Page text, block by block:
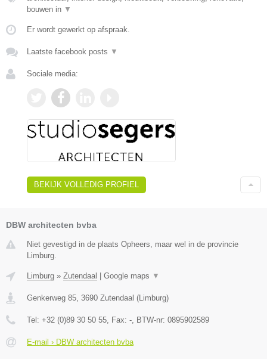
bouwen in ▼
Er wordt gewerkt op afspraak.
Laatste facebook posts ▼
Sociale media:
BEKIJK VOLLEDIG PROFIEL
DBW architecten bvba
Niet gevestigd in de plaats Opheers, maar wel in de provincie
Limburg.
Limburg » Zutendaal Google maps ▼
Genkerweg 85, 3690 Zutendaal (Limburg)
Tel: +32 (0)89 30 50 55, Fax: -, BTW-nr: 0895902589
E-mail › DBW architecten bvba